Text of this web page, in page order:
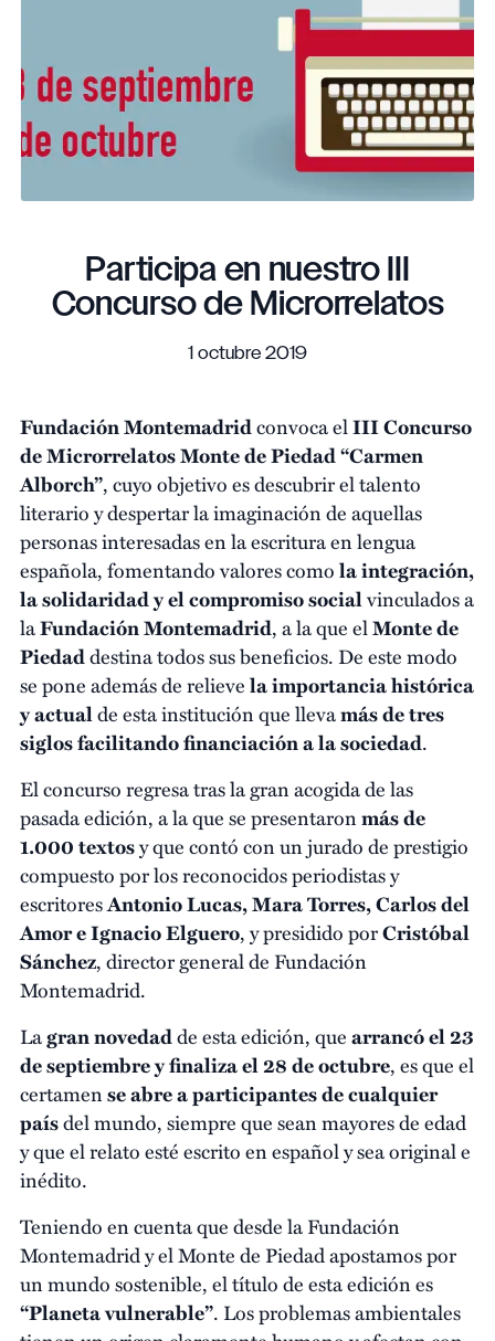
Participa en nuestro III
Concurso de Microrrelatos
1 octubre 2019
Fundación Montemadridconvoca elIII Concurso
de Microrrelatos Monte de Piedad “Carmen
Alborch”, cuyo objetivo es descubrir el talento
literario y despertar la imaginación de aquellas
personas interesadas en la escritura en lengua
española, fomentando valores comola integración,
la solidaridad y el compromiso socialvinculados a
laFundación Montemadrid, a la que elMonte de
Piedaddestina todos sus beneficios. De este modo
se pone además de relievela importancia histórica
y actualde esta institución que llevamás de tres
siglos facilitando financiación a la sociedad.
El concurso regresa tras la gran acogida de las
pasada edición, a la que se presentaronmás de
1.000 textosy que contó con un jurado de prestigio
compuesto por los reconocidos periodistas y
escritoresAntonio Lucas, Mara Torres, Carlos del
Amor e Ignacio Elguero, y presidido porCristóbal
Sánchez, director general de Fundación
Montemadrid.
Lagran novedadde esta edición, quearrancó el 23
de septiembre y finaliza el 28 de octubre, es que el
certamense abre a participantes de cualquier
paísdel mundo, siempre que sean mayores de edad
y que el relato esté escrito en español y sea original e
inédito.
Teniendo en cuenta que desde la Fundación
Montemadrid y el Monte de Piedad apostamos por
un mundo sostenible, el título de esta edición es
“Planeta vulnerable”. Los problemas ambientales